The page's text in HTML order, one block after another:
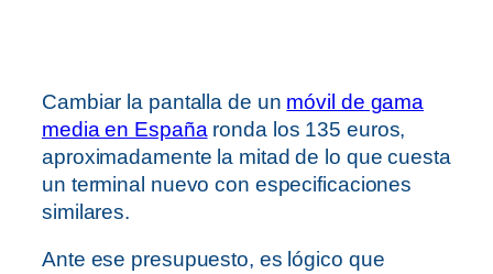
Cambiar la pantalla de un móvil de gama
media en España ronda los 135 euros,
aproximadamente la mitad de lo que cuesta
un terminal nuevo con especificaciones
similares.
Ante ese presupuesto, es lógico que